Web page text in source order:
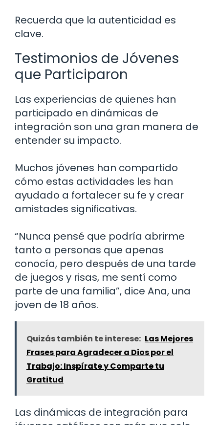
Recuerda que la autenticidad es
clave.
Testimonios de Jóvenes
que Participaron
Las experiencias de quienes han
participado en dinámicas de
integración son una gran manera de
entender su impacto.
Muchos jóvenes han compartido
cómo estas actividades les han
ayudado a fortalecer su fe y crear
amistades significativas.
“Nunca pensé que podría abrirme
tanto a personas que apenas
conocía, pero después de una tarde
de juegos y risas, me sentí como
parte de una familia”, dice Ana, una
joven de 18 años.
Quizás también te interese: Las Mejores
Frases para Agradecer a Dios por el
Trabajo: Inspírate y Comparte tu
Gratitud
Las dinámicas de integración para